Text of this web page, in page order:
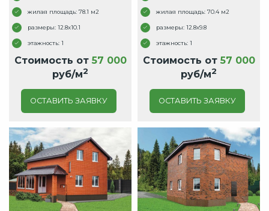
жилая площадь: 78.1 м2
размеры: 12.8x10.1
этажность: 1
Стоимость от 57 000
руб/м2
ОСТАВИТЬ ЗАЯВКУ
жилая площадь: 70.4 м2
размеры: 12.8x9.8
этажность: 1
Стоимость от 57 000
руб/м2
ОСТАВИТЬ ЗАЯВКУ